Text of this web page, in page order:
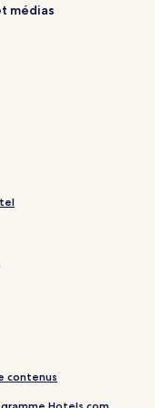
médias
contenus